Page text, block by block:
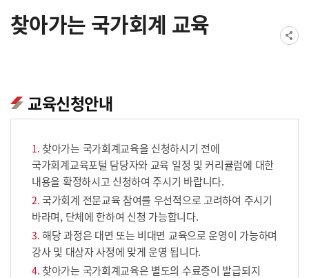
찾아가는 국가회계 교육
교육신청안내
찾아가는 국가회계교육을 신청하시기 전에
국가회계교육포털 담당자와 교육 일정 및 커리큘럼에 대한
내용을 확정하시고 신청하여 주시기 바랍니다.
국가회계 전문교육 참여를 우선적으로 고려하여 주시기
바라며, 단체에 한하여 신청 가능합니다.
해당 과정은 대면 또는 비대면 교육으로 운영이 가능하며
강사 및 대상자 사정에 맞게 운영 됩니다.
찾아가는 국가회계교육은 별도의 수료증이 발급되지